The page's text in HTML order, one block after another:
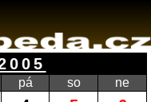
pá so
ne